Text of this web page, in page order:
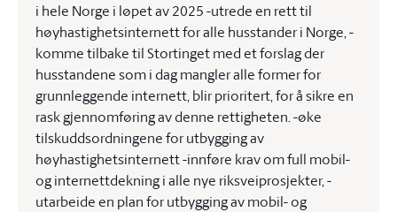
i hele Norge i løpet av 2025 -utrede en rett til
høyhastighetsinternett for alle husstander i Norge, -
komme tilbake til Stortinget med et forslag der
husstandene som i dag mangler alle former for
grunnleggende internett, blir prioritert, for å sikre en
rask gjennomføring av denne rettigheten. -øke
tilskuddsordningene for utbygging av
høyhastighetsinternett -innføre krav om full mobil-
og internettdekning i alle nye riksveiprosjekter, -
utarbeide en plan for utbygging av mobil- og